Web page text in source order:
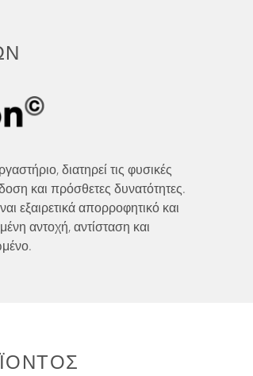
διατηρεί τις φυσικές
και πρόσθετες δυνατότητες.
εξαιρετικά απορροφητικό και
αντοχή, αντίσταση και